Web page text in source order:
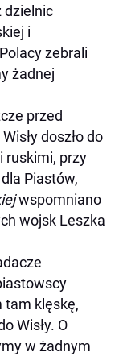
dzielnic
i
zebrali
żadnej
przed
doszło do
ruskimi, przy
Piastów,
wspomniano
wojsk Leszka
tam klęskę,
Wisły. O
w żadnym